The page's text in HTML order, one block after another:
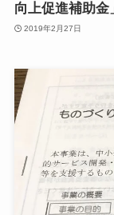
向上促進補助
2019年2月27日